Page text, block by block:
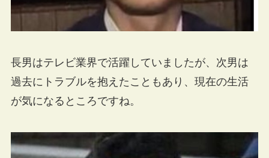
長男はテレビ業界で活躍していましたが、次男は
過去にトラブルを抱えたこともあり、現在の生活
が気になるところですね。